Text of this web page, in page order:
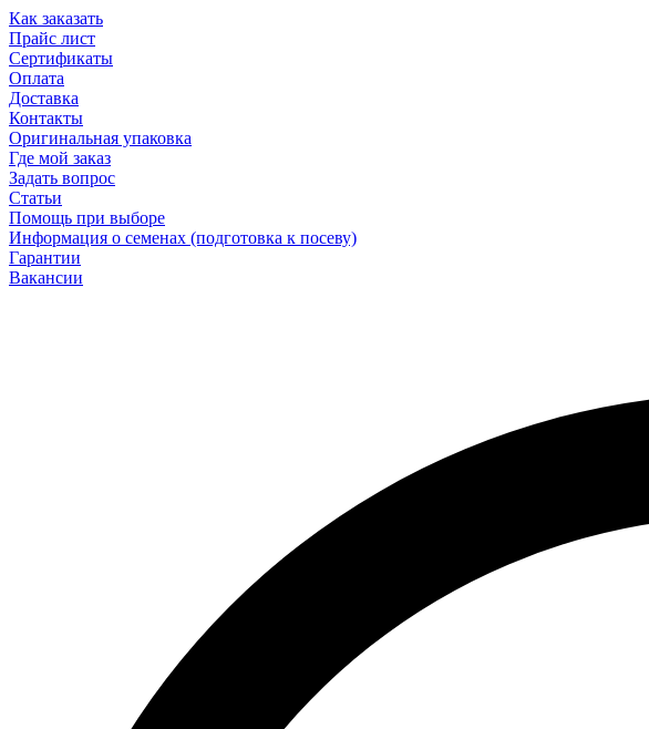
Как заказать
Прайс лист
Сертификаты
Оплата
Доставка
Контакты
Оригинальная упаковка
Где мой заказ
Задать вопрос
Статьи
Помощь при выборе
Информация о семенах (подготовка к посеву)
Гарантии
Вакансии